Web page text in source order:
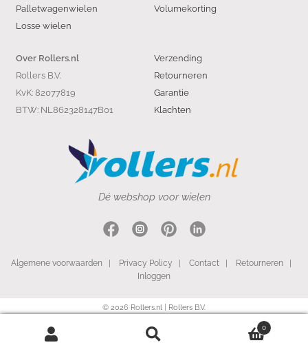
Palletwagenwielen
Losse wielen
Volumekorting
Verzending
Retourneren
Garantie
Klachten
Over Rollers.nl
Rollers B.V.
KvK: 82077819
BTW: NL862328147B01
0
Dé webshop voor wielen
Algemene voorwaarden Privacy Policy Contact| Retourneren
Inloggen
© 2026 Rollers.nl | Rollers B.V.